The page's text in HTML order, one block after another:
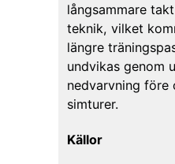
långsammare
teknik, vilket
längre
undvikas genom
nedvarvning före
simturer.
Källor